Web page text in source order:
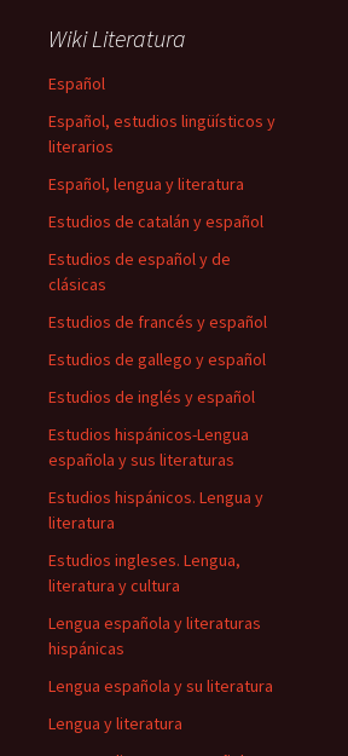
Wiki Literatura
Español
Español, estudios lingüísticos y
literarios
Español, lengua y literatura
Estudios de catalán y español
Estudios de español y de
clásicas
Estudios de francés y español
Estudios de gallego y español
Estudios de inglés y español
Estudios hispánicos-Lengua
española y sus literaturas
Estudios hispánicos. Lengua y
literatura
Estudios ingleses. Lengua,
literatura y cultura
Lengua española y literaturas
hispánicas
Lengua española y su literatura
Lengua y literatura